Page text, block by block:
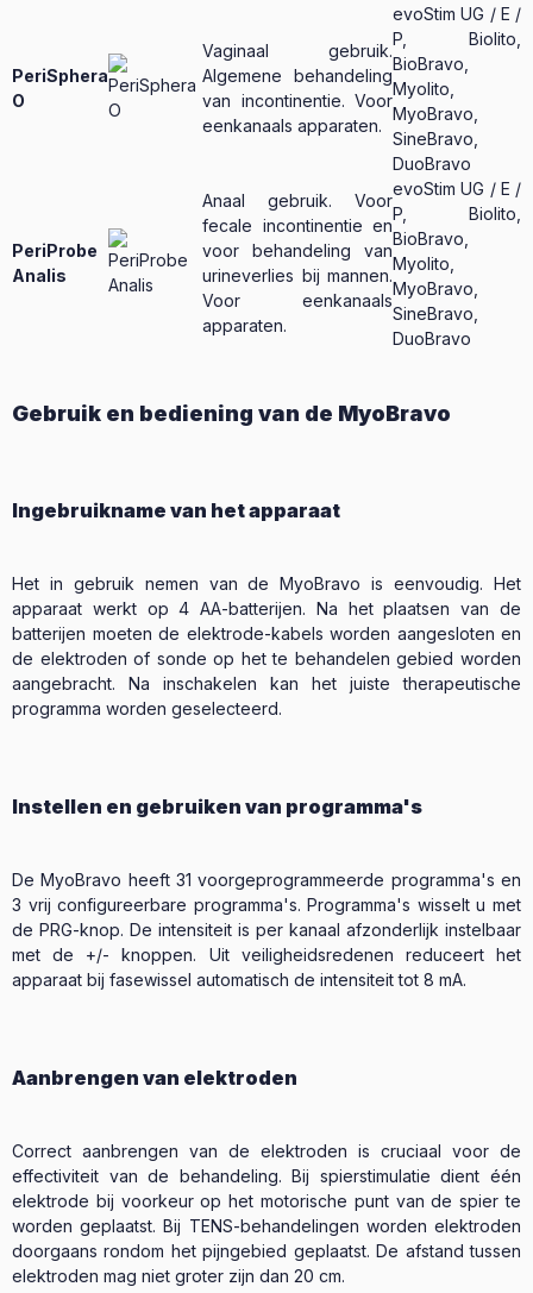
PeriSphera
O
Vaginaal gebruik.
Algemene behandeling
van incontinentie. Voor
eenkanaals apparaten.
evoStim UG / E /
P, Biolito,
BioBravo,
Myolito,
MyoBravo,
SineBravo,
DuoBravo
PeriProbe
Analis
Anaal gebruik. Voor
fecale incontinentie en
voor behandeling van
urineverlies bij mannen.
Voor eenkanaals
apparaten.
evoStim UG / E /
P, Biolito,
BioBravo,
Myolito,
MyoBravo,
SineBravo,
DuoBravo
Gebruik en bediening van de MyoBravo
Ingebruikname van het apparaat
Het in gebruik nemen van de MyoBravo is eenvoudig. Het
apparaat werkt op 4 AA-batterijen. Na het plaatsen van de
batterijen moeten de elektrode-kabels worden aangesloten en
de elektroden of sonde op het te behandelen gebied worden
aangebracht. Na inschakelen kan het juiste therapeutische
programma worden geselecteerd.
Instellen en gebruiken van programma's
De MyoBravo heeft 31 voorgeprogrammeerde programma's en
3 vrij configureerbare programma's. Programma's wisselt u met
de PRG-knop. De intensiteit is per kanaal afzonderlijk instelbaar
met de +/- knoppen. Uit veiligheidsredenen reduceert het
apparaat bij fasewissel automatisch de intensiteit tot 8 mA.
Aanbrengen van elektroden
Correct aanbrengen van de elektroden is cruciaal voor de
effectiviteit van de behandeling. Bij spierstimulatie dient één
elektrode bij voorkeur op het motorische punt van de spier te
worden geplaatst. Bij TENS-behandelingen worden elektroden
doorgaans rondom het pijngebied geplaatst. De afstand tussen
elektroden mag niet groter zijn dan 20 cm.